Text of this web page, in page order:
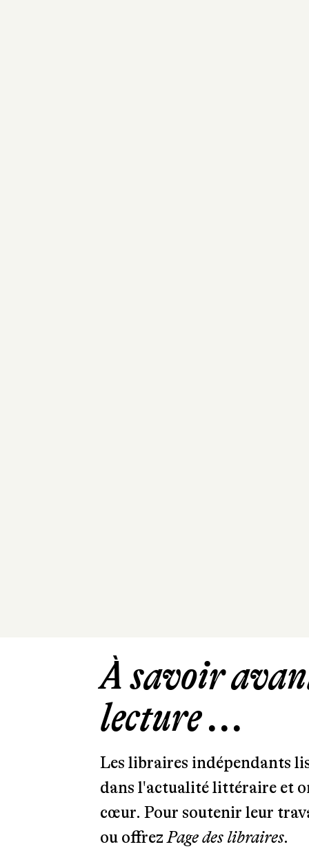
À savoir
lecture ...
Les libraires indépendants
dans l'actualité littéraire et
cœur. Pour soutenir leur
ou offrezPage des libraires.